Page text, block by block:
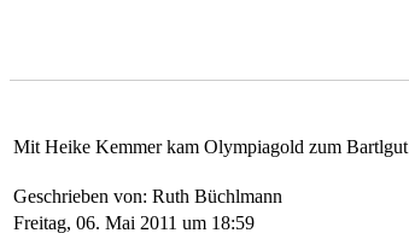
Mit Heike Kemmer kam Olympiagold zum Bartlgut
Geschrieben von: Ruth Büchlmann
Freitag, 06. Mai 2011 um 18:59